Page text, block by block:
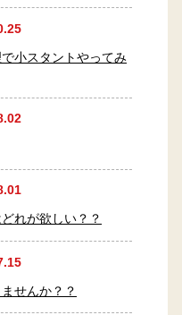
小スタントやってみ
れが欲しい？？
せんか？？